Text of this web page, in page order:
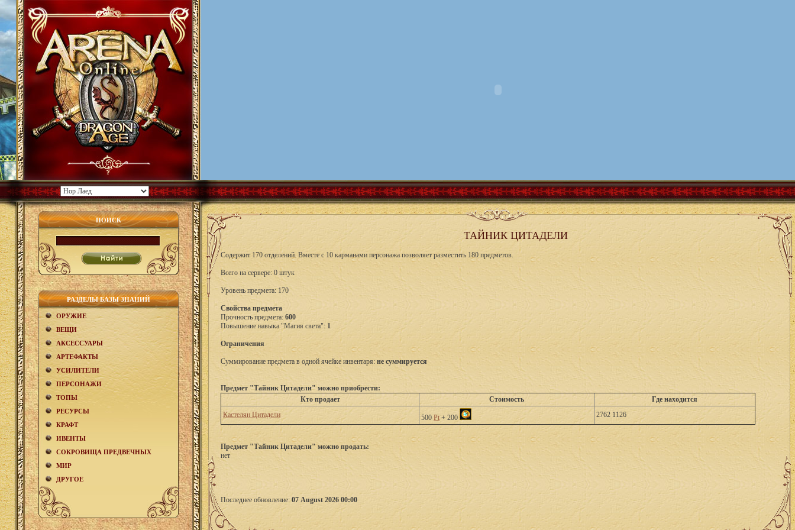
ПОИСК
РАЗДЕЛЫ БАЗЫ ЗНАНИЙ
ОРУЖИЕ
ВЕЩИ
АКCЕСCУАРЫ
АРТЕФАКТЫ
УСИЛИТЕЛИ
ПЕРСОНАЖИ
ТОПЫ
РЕСУРСЫ
КРАФТ
ИВЕНТЫ
СОКРОВИЩА ПРЕДВЕЧНЫХ
МИР
ДРУГОЕ
ТАЙНИК ЦИТАДЕЛИ
Содержит 170 отделений. Вместе с 10 карманами персонажа позволяет разместить 180 предметов.
Всего на сервере: 0 штук
Уровень предмета: 170
Свойства предмета
Прочность предмета: 600
Повышение навыка "Магия света": 1
Ограничения
Суммирование предмета в одной ячейке инвентаря: не суммируется
Предмет "Тайник Цитадели" можно приобрести:
Кто продает
Стоимость
Где находится
Кастелян Цитадели
500 Pt+ 200 2762 1126
Предмет "Тайник Цитадели" можно продать:
нет
Последнее обновление:07 August 2026 00:00